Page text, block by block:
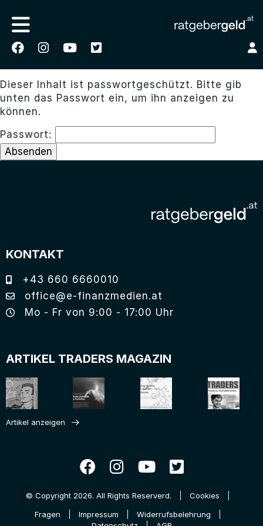
Dieser Inhalt ist passwortgeschützt. Bitte gib
unten das Passwort ein, um ihn anzeigen zu
können.
Passwort:
KONTAKT
+43 660 6660010
office@e-finanzmedien.at
Mo - Fr von 9:00 - 17:00 Uhr
ARTIKEL TRADERS MAGAZIN
Artikel anzeigen
© Copyright 2026. All Rights Reserverd.
Cookies
Fragen
Impressum
Widerrufsbelehrung